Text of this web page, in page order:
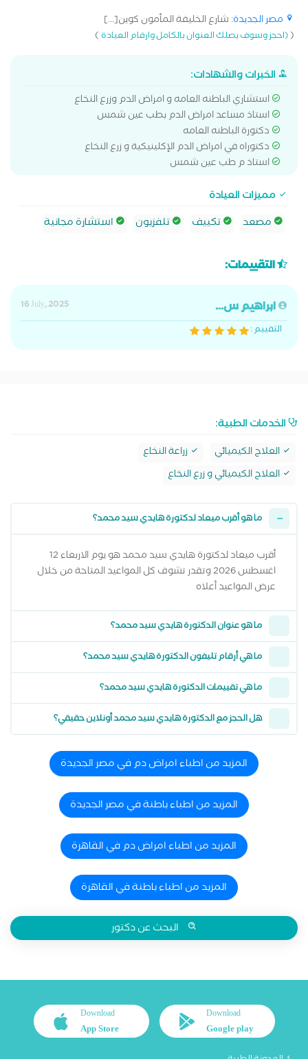
مصر الجديدة: شارع الخليفة المأمون كوين[...]
((احجز وسوف يصلك العنوان بالكامل وارقام العيادة)
الخبرات والشهادات:
استشاري الباطنه العامه و امراض الدم وزرع النخاع
استاذ مساعد امراض الدم بطب عين شمس
دكتورة الباطنه العامه
دكتوراه في امراض الدم الإكلينيكية و زرع النخاع
استاذ م طب عين شمس
مميزات العيادة
مصعد
تكييف تلفزيون استشارة مجانية
التقييمات:
ابراهيم س...
16 July, 2025
التقييم :
الخدمات الطبية:
العلاج الكيميائي
زراعة النخاع
العلاج الكيميائي و زرع النخاع
ما هو أقرب ميعاد لدكتورة هايدي سيد محمد؟
أقرب ميعاد لدكتورة هايدي سيد محمد هو يوم الاربعاء 12
اغسطس 2026 وتقدر تشوف كل المواعيد المتاحة من خلال
عرض المواعيد أعلاه
ما هو عنوان الدكتورة هايدي سيد محمد؟
ما هي أرقام تليفون الدكتورة هايدي سيد محمد؟
ما هي تقييمات الدكتورة هايدي سيد محمد؟
هل الحجز مع الدكتورة هايدي سيد محمد أونلاين حقيقي؟
المزيد من اطباء امراض دم في مصر الجديدة
المزيد من اطباء باطنة في مصر الجديدة
المزيد من اطباء امراض دم في القاهرة
المزيد من اطباء باطنة في القاهرة
البحث عن دكتور
Download
Google play
Download
App Store